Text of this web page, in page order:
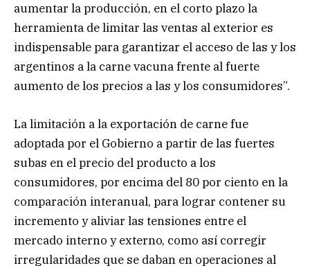
aumentar la producción, en el corto plazo la
herramienta de limitar las ventas al exterior es
indispensable para garantizar el acceso de las y los
argentinos a la carne vacuna frente al fuerte
aumento de los precios a las y los consumidores”.
La limitación a la exportación de carne fue
adoptada por el Gobierno a partir de las fuertes
subas en el precio del producto a los
consumidores, por encima del 80 por ciento en la
comparación interanual, para lograr contener su
incremento y aliviar las tensiones entre el
mercado interno y externo, como así corregir
irregularidades que se daban en operaciones al